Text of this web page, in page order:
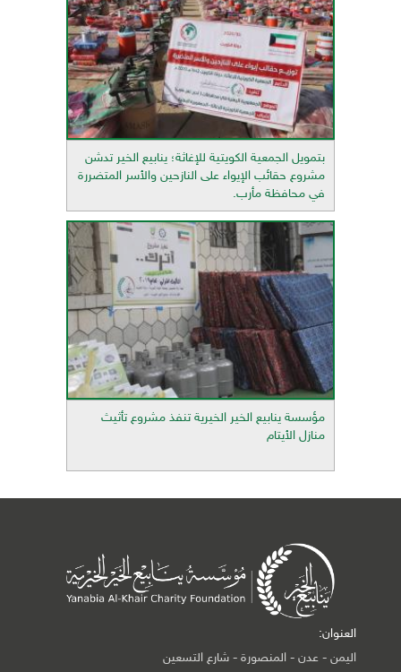
بتمويل الجمعية الكويتية للإغاثة؛ ينابيع الخير تدشن
مشروع حقائب الإيواء على النازحين والأسر المتضررة
في محافظة مأرب.
مؤسسة ينابيع الخير الخيرية تنفذ مشروع تأثيث
منازل الأيتام
العنوان:
اليمن - عدن - المنصورة - شارع التسعين